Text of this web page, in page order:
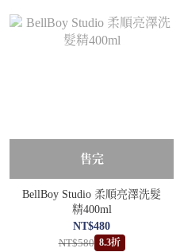
售完
BellBoy Studio 柔順亮澤洗髮
精400ml
NT$480
NT$580 8.3折